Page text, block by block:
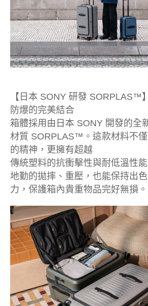
【日本 SONY 研發 SORPLAS™
防爆的完美結合
箱體採用由日本 SONY 開發的全
材質 SORPLAS™。這款材料不
的精神，更擁有超越
傳統塑料的抗衝擊性與耐低溫性
地勤的拋摔、重壓，也能保持出
力，保護箱內貴重物品完好無損。